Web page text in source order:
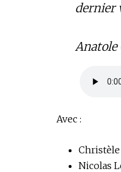
dernier
Anatole
Avec :
Nicolas